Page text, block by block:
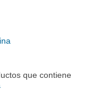
que contiene